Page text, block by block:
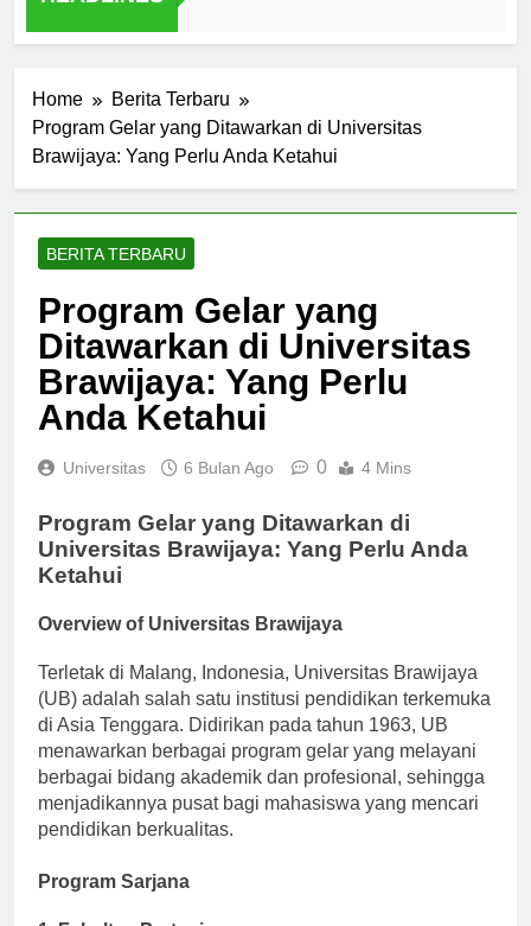
Home
Berita Terbaru
Program Gelar yang Ditawarkan di Universitas
Brawijaya: Yang Perlu Anda Ketahui
BERITA TERBARU
Program Gelar yang
Ditawarkan di Universitas
Brawijaya: Yang Perlu
Anda Ketahui
Universitas 6 Bulan Ago 0 4 Mins
Program Gelar yang Ditawarkan di
Universitas Brawijaya: Yang Perlu Anda
Ketahui
Overview of Universitas Brawijaya
Terletak di Malang, Indonesia, Universitas Brawijaya
(UB) adalah salah satu institusi pendidikan terkemuka
di Asia Tenggara. Didirikan pada tahun 1963, UB
menawarkan berbagai program gelar yang melayani
berbagai bidang akademik dan profesional, sehingga
menjadikannya pusat bagi mahasiswa yang mencari
pendidikan berkualitas.
Program Sarjana